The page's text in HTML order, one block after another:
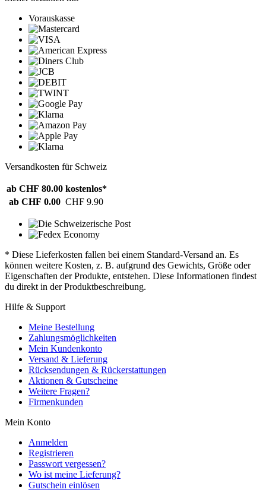
Vorauskasse
Versandkosten für Schweiz
ab CHF 80.00 kostenlos*
ab CHF 0.00 CHF 9.90
* Diese Lieferkosten fallen bei einem Standard-Versand an. Es
können weitere Kosten, z. B. aufgrund des Gewichts, Größe oder
Eigenschaften der Produkte, entstehen. Diese Informationen findest
du direkt in der Produktbeschreibung.
Hilfe & Support
Meine Bestellung
Zahlungsmöglichkeiten
Mein Kundenkonto
Versand & Lieferung
Rücksendungen & Rückerstattungen
Aktionen & Gutscheine
Weitere Fragen?
Firmenkunden
Mein Konto
Anmelden
Registrieren
Passwort vergessen?
Wo ist meine Lieferung?
Gutschein einlösen